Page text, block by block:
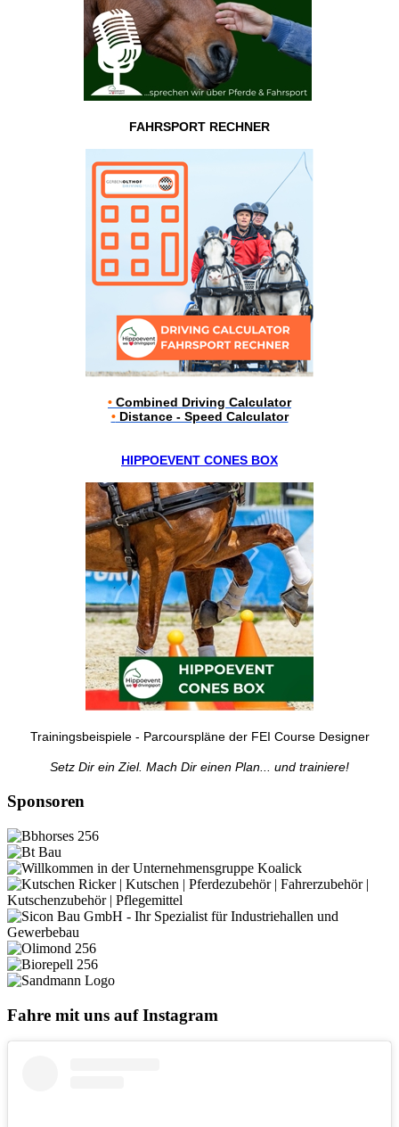
FAHRSPORT RECHNER
• Combined Driving Calculator
•Distance - Speed Calculator
HIPPOEVENT CONES BOX
Trainingsbeispiele - Parcourspläne der FEI Course Designer
Setz Dir ein Ziel. Mach Dir einen Plan... und trainiere!
Sponsoren
Fahre mit uns auf Instagram